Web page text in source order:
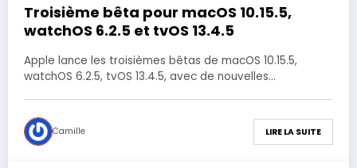
Troisième bêta pour macOS 10.15.5,
watchOS 6.2.5 et tvOS 13.4.5
Apple lance les troisièmes bêtas de macOS 10.15.5,
watchOS 6.2.5, tvOS 13.4.5, avec de nouvelles…
Camille LIRE LA SUITE